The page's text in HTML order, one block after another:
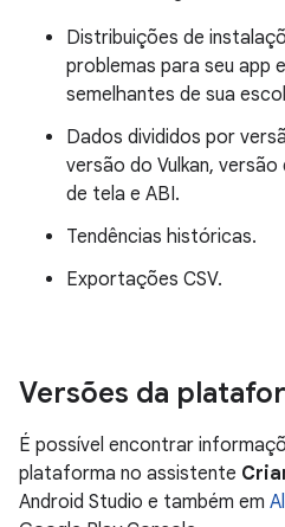
Distribuições de
problemas para seu app
semelhantes de sua
Dados divididos por
versão do Vulkan,
de tela e ABI.
Tendências históricas.
Exportações CSV.